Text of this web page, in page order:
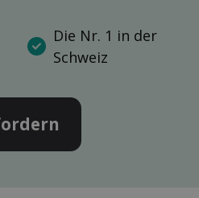
Die Nr. 1 in der
Schweiz